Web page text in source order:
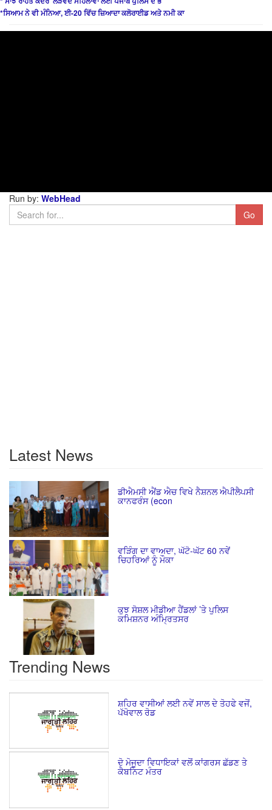
*ਸਿਆਮ ਨੇ ਵੀ ਮੰਨਿਆ, ਈ-20 ਵਿੱਚ ਜ਼ਿਆਦਾ ਕਲੋਰਾਈਡ ਅਤੇ ਨਮੀ ਕਾ
Run by: WebHead
Latest News
ਡੀਐਮਸੀ ਐਂਡ ਐਚ ਵਿਖੇ ਨੈਸ਼ਨਲ ਐਪੀਲੈਪਸੀ
ਕਾਨਫਰੰਸ (econ
ਵੜਿੰਗ ਦਾ ਵਾਅਦਾ, ਘੱਟੋ-ਘੱਟ 60 ਨਵੇਂ
ਚਿਹਰਿਆਂ ਨੂੰ ਮੌਕਾ
ਕੁਝ ਸੋਸ਼ਲ ਮੀਡੀਆ ਹੈਂਡਲਾਂ ’ਤੇ ਪੁਲਿਸ
ਕਮਿਸ਼ਨਰ ਅੰਮ੍ਰਿਤਸਰ
Trending News
ਸ਼ਹਿਰ ਵਾਸੀਆਂ ਲਈ ਨਵੇਂ ਸਾਲ ਦੇ ਤੋਹਫੇ ਵਜੋਂ,
ਪੱਖੋਵਾਲ ਰੋਡ
ਦੋ ਮੋਜੂਦਾ ਵਿਧਾਇਕਾਂ ਵਲੋਂ ਕਾਂਗਰਸ ਛੱਡਣ ਤੇ
ਕੈਬਨਿਟ ਮੰਤਰ